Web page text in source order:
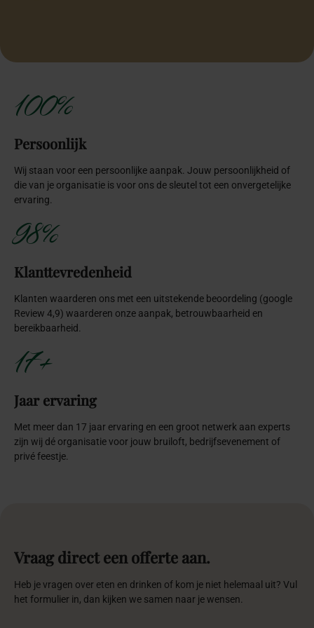
100%
Persoonlijk
Wij staan voor een persoonlijke aanpak. Jouw persoonlijkheid of
die van je organisatie is voor ons de sleutel tot een onvergetelijke
ervaring.
98%
Klanttevredenheid
Klanten waarderen ons met een uitstekende beoordeling (google
Review 4,9) waarderen onze aanpak, betrouwbaarheid en
bereikbaarheid.
17+
Jaar ervaring
Met meer dan 17 jaar ervaring en een groot netwerk aan experts
zijn wij dé organisatie voor jouw bruiloft, bedrijfsevenement of
privé feestje.
Vraag direct een offerte aan.
Heb je vragen over eten en drinken of kom je niet helemaal uit? Vul
het formulier in, dan kijken we samen naar je wensen.